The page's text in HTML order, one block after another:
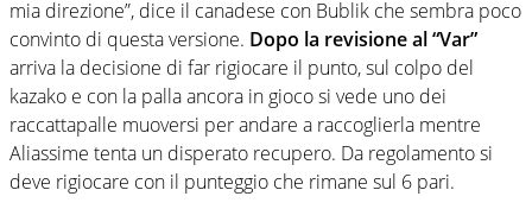
mia direzione”, dice il canadese con Bublik che sembra poco
convinto di questa versione. Dopo la revisione al “Var”
arriva la decisione di far rigiocare il punto, sul colpo del
kazako e con la palla ancora in gioco si vede uno dei
raccattapalle muoversi per andare a raccoglierla mentre
Aliassime tenta un disperato recupero. Da regolamento si
deve rigiocare con il punteggio che rimane sul 6 pari.